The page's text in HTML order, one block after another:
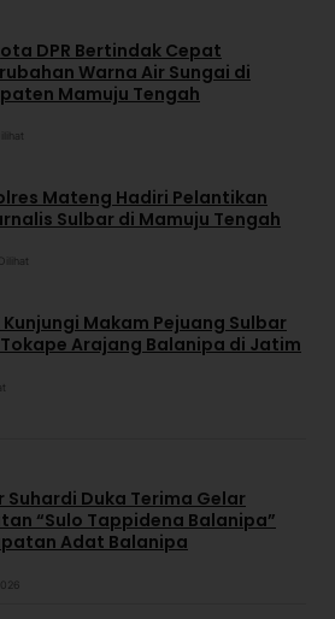
DPR Bertindak Cepat
Warna Air Sungai di
Mamuju Tengah
Mateng Hadiri Pelantikan
Sulbar di Mamuju Tengah
Kunjungi Makam Pejuang Sulbar
Arajang Balanipa di Jatim
Suhardi Duka Terima Gelar
“Sulo Tappidena Balanipa”
Adat Balanipa